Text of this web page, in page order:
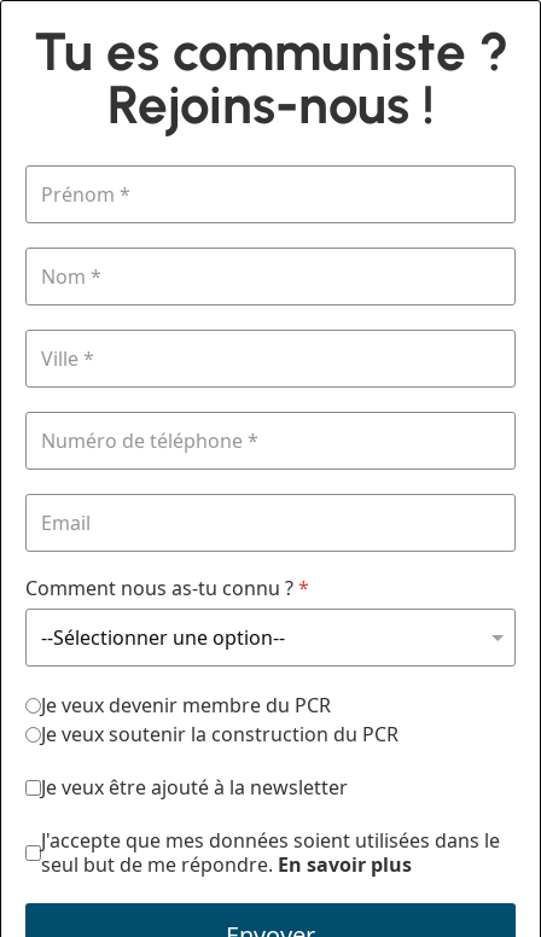
Tu es communiste ?
Rejoins-nous !
Comment nous as-tu connu ?*
Je veux devenir membre du PCR
Je veux soutenir la construction du PCR
Je veux être ajouté à la newsletter
J'accepte que mes données soient utilisées dans le
seul but de me répondre. En savoir plus